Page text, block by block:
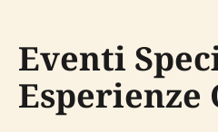
Eventi